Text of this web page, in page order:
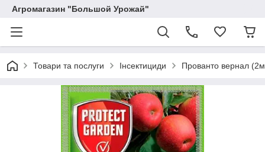
Агромагазин "Большой Урожай"
Товари та послуги Інсектициди Прованто вернал